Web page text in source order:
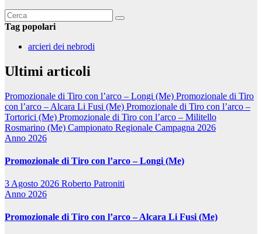
Tag popolari
arcieri dei nebrodi
Ultimi articoli
Promozionale di Tiro con l’arco – Longi (Me) Promozionale di Tiro
con l’arco – Alcara Li Fusi (Me) Promozionale di Tiro con l’arco –
Tortorici (Me) Promozionale di Tiro con l’arco – Militello
Rosmarino (Me) Campionato Regionale Campagna 2026
Anno 2026
Promozionale di Tiro con l’arco – Longi (Me)
3 Agosto 2026 Roberto Patroniti
Anno 2026
Promozionale di Tiro con l’arco – Alcara Li Fusi (Me)